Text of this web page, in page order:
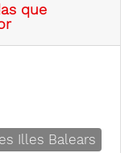
que
Illes Balears